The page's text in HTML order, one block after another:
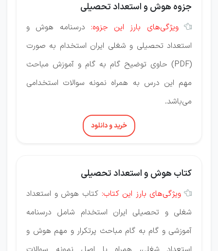
جزوه هوش و استعداد تحصیلی
 ویژگی‌های بارز این جزوه: درسنامه هوش و
استعداد تحصیلی و شغلی ایران استخدام به صورت
(PDF) حاوی توضیح گام به گام و آموزش مباحث
مهم این درس به همراه نمونه سوالات استخدامی
می‌باشد.
خرید و دانلود
کتاب هوش و استعداد تحصیلی
 ویژگی‌های بارز این کتاب: کتاب هوش و استعداد
شغلی و تحصیلی ایران استخدام شامل درسنامه
آموزشی و گام به گام مباحث پرتکرار و مهم هوش و